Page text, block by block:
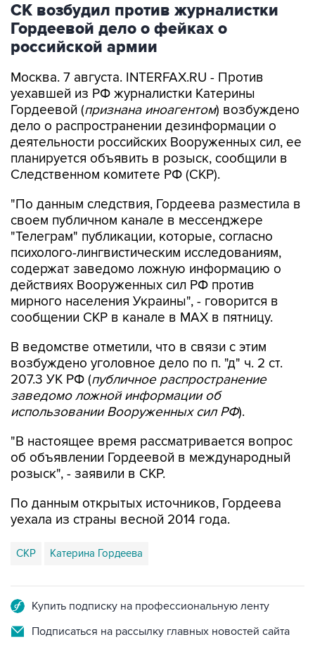
СК возбудил против журналистки
Гордеевой дело о фейках о
российской армии
Москва. 7 августа. INTERFAX.RU - Против
уехавшей из РФ журналистки Катерины
Гордеевой (признана иноагентом) возбуждено
дело о распространении дезинформации о
деятельности российских Вооруженных сил, ее
планируется объявить в розыск, сообщили в
Следственном комитете РФ (СКР).
"По данным следствия, Гордеева разместила в
своем публичном канале в мессенджере
"Телеграм" публикации, которые, согласно
психолого-лингвистическим исследованиям,
содержат заведомо ложную информацию о
действиях Вооруженных сил РФ против
мирного населения Украины", - говорится в
сообщении СКР в канале в MAX в пятницу.
В ведомстве отметили, что в связи с этим
возбуждено уголовное дело по п. "д" ч. 2 ст.
207.3 УК РФ (публичное распространение
заведомо ложной информации об
использовании Вооруженных сил РФ).
"В настоящее время рассматривается вопрос
об объявлении Гордеевой в международный
розыск", - заявили в СКР.
По данным открытых источников, Гордеева
уехала из страны весной 2014 года.
СКР Катерина Гордеева
Купить подписку на профессиональную ленту
Подписаться на рассылку главных новостей сайта